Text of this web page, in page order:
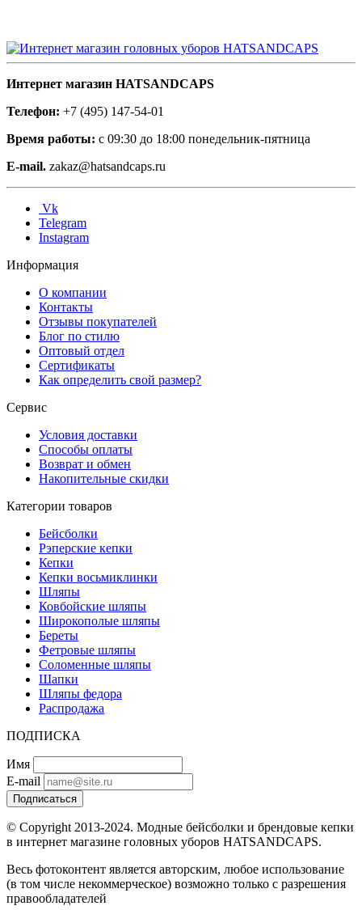
Интернет магазин HATSANDCAPS
Телефон: +7 (495) 147-54-01
Время работы: с 09:30 до 18:00 понедельник-пятница
E-mail. zakaz@hatsandcaps.ru
Vk
Telegram
Instagram
Информация
О компании
Контакты
Отзывы покупателей
Блог по стилю
Оптовый отдел
Сертификаты
Как определить свой размер?
Сервис
Условия доставки
Способы оплаты
Возврат и обмен
Накопительные скидки
Категории товаров
Бейсболки
Рэперские кепки
Кепки
Кепки восьмиклинки
Шляпы
Ковбойские шляпы
Широкополые шляпы
Береты
Фетровые шляпы
Соломенные шляпы
Шапки
Шляпы федора
Распродажа
ПОДПИСКА
Имя
E-mail
Подписаться
© Copyright 2013-2024. Модные бейсболки и брендовые кепки
в интернет магазине головных уборов HATSANDCAPS.
Весь фотоконтент является авторским, любое использование
(в том числе некоммерческое) возможно только с разрешения
правообладателей